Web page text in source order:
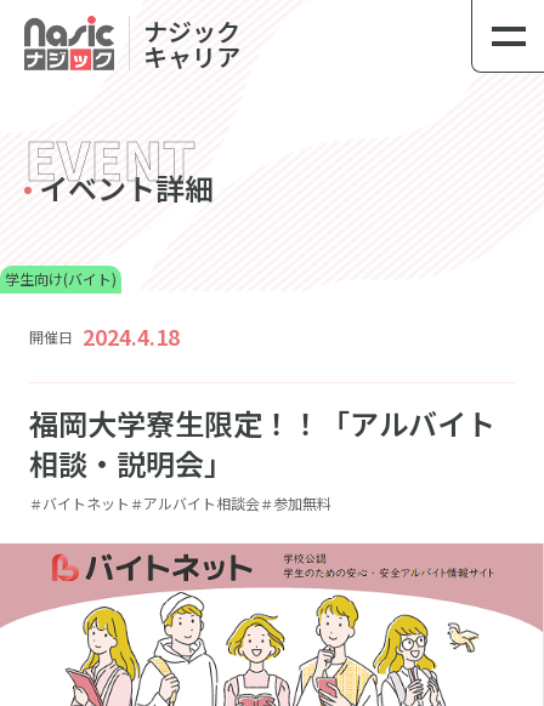
ナジック
キャリア
EVENT
イベント詳細
学生向け(バイト)
開催日 2024.4.18
福岡大学寮生限定！！「アルバイト
相談・説明会」
バイトネット アルバイト相談会 参加無料